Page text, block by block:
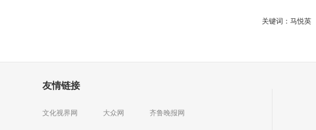
关键词：马悦英
友情链接
文化视界网 大众网 齐鲁晚报网